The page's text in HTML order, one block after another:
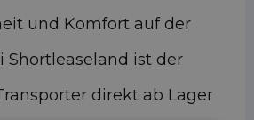
und Komfort auf der
Shortleaseland ist der
direkt ab Lager